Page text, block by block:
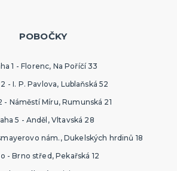
POBOČKY
1 - Florenc, Na Poříčí 33
- I. P. Pavlova, Lublaňská 52
- Náměstí Míru, Rumunská 21
5 - Anděl, Vltavská 28
nám., Dukelských hrdinů 18
- Brno střed, Pekařská 12